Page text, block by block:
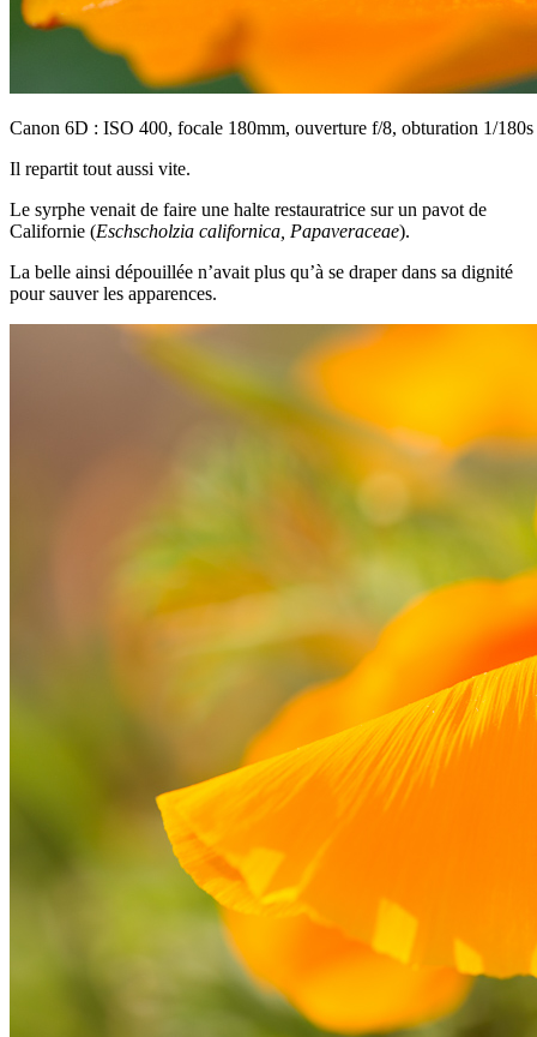
Canon 6D : ISO 400, focale 180mm, ouverture f/8, obturation 1/180s
Il repartit tout aussi vite.
Le syrphe venait de faire une halte restauratrice sur un pavot de
Californie (Eschscholzia californica, Papaveraceae).
La belle ainsi dépouillée n’avait plus qu’à se draper dans sa dignité
pour sauver les apparences.